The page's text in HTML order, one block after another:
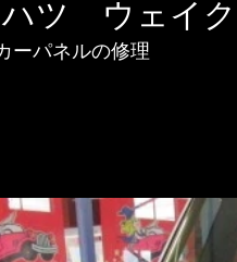
ハツ ウェイク
ーパネルの修理